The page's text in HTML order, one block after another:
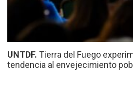
UNTDF. Tierra del Fuego
tendencia al envejecimiento